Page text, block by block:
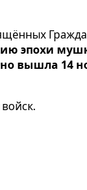
эпохи
вышла 14